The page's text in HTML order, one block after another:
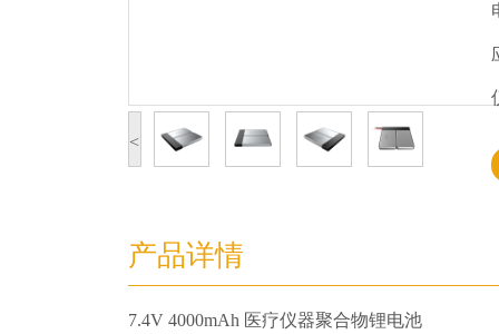
<
产品详情
7.4V 4000mAh 医疗仪器聚合物锂电池